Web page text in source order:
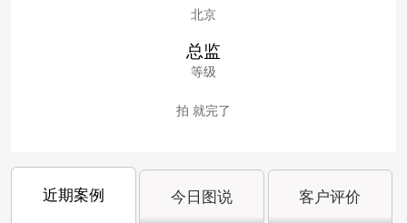
北京
总监
等级
拍 就完了
近期案例 今日图说 客户评价